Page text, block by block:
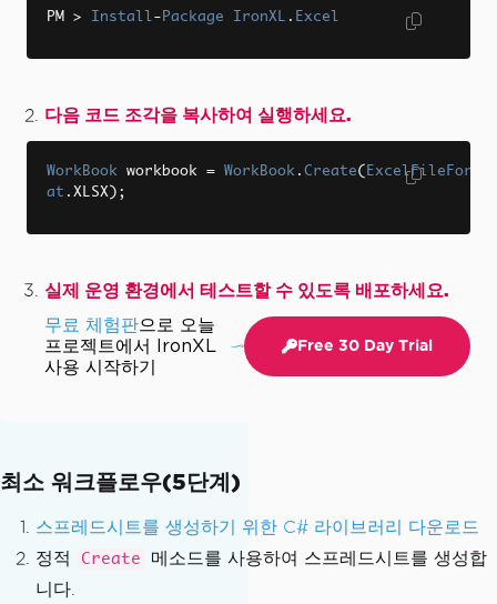
PM > Install- Package IronXL . Excel
다음 코드 조각을 복사하여 실행하세요.
WorkBook workbook = WorkBook . Create( ExcelFileForm
at . XLSX );
실제 운영 환경에서 테스트할 수 있도록 배포하세요.
무료 체험판으로 오늘
프로젝트에서 IronXL
사용 시작하기
Free 30 Day Trial
최소 워크플로우(5단계)
스프레드시트를 생성하기 위한 C# 라이브러리 다운로드
정적
Create
메소드를 사용하여 스프레드시트를 생성합
니다.